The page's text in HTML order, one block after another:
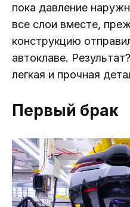
пока давление
все слои вместе,
конструкцию
автоклаве.
легкая и прочная
Первый брак